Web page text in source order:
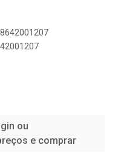
ou
e comprar